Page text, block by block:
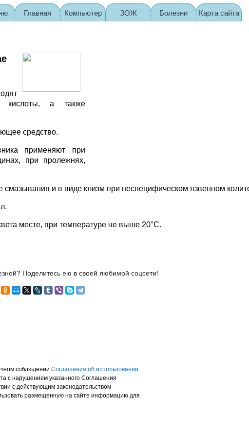
кислоты, а также
средство.
применяют при
при пролежнях,
смазывания и в виде клизм при неспецифическом язвенном
месте, при температуре не выше 20°С.
Поделитесь ею в своей любимой соцсети!
Главная Компьютер ЗОЖ Болезни Карта сайта
соблюдении Соглашения об использовании
с нарушением указанного Соглашения
с действующим законодательством
размещенную на сайте информацию для